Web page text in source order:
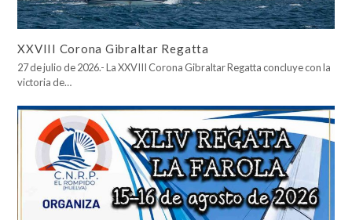
XXVIII Corona Gibraltar Regatta
27 de julio de 2026.- La XXVIII Corona Gibraltar Regatta concluye con la
victoria de…